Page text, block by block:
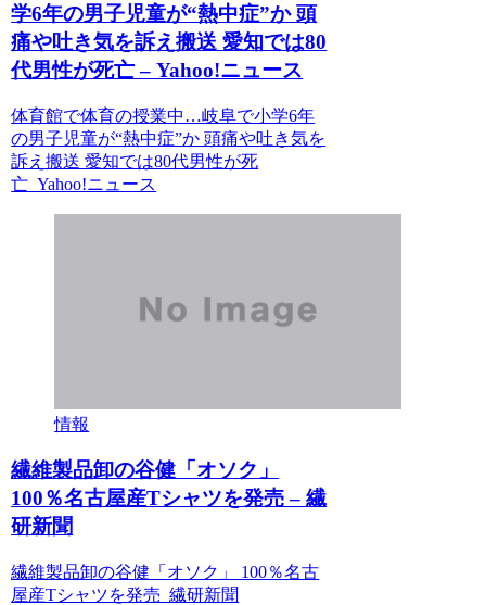
学6年の男子児童が“熱中症”か 頭
痛や吐き気を訴え搬送 愛知では80
代男性が死亡 – Yahoo!ニュース
体育館で体育の授業中…岐阜で小学6年
の男子児童が“熱中症”か 頭痛や吐き気を
訴え搬送 愛知では80代男性が死
亡 Yahoo!ニュース
情報
繊維製品卸の谷健「オソク」
100％名古屋産Tシャツを発売 – 繊
研新聞
繊維製品卸の谷健「オソク」 100％名古
屋産Tシャツを発売 繊研新聞